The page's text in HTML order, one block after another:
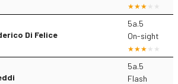
Di Felice
5a.5
On-sight
5a.5
Flash